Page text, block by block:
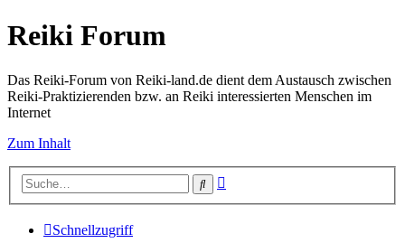
Reiki Forum
Das Reiki-Forum von Reiki-land.de dient dem Austausch zwischen
Reiki-Praktizierenden bzw. an Reiki interessierten Menschen im
Internet
Zum Inhalt
Suche
Schnellzugriff